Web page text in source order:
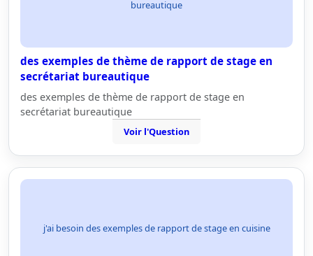
bureautique
des exemples de thème de rapport de stage en
secrétariat bureautique
des exemples de thème de rapport de stage en
secrétariat bureautique
Voir l'Question
j'ai besoin des exemples de rapport de stage en cuisine